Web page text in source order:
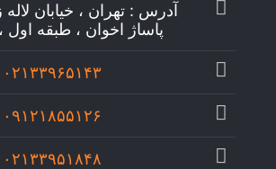
آدرس : تهران ، خیابان لاله
پاساژ اخوان ، طبقه اول ،
۰۲۱۳۳۹۶۵۱۴۳
۰۹۱۲۱۸۵۵۱۲۶
۰۲۱۳۳۹۵۱۸۴۸